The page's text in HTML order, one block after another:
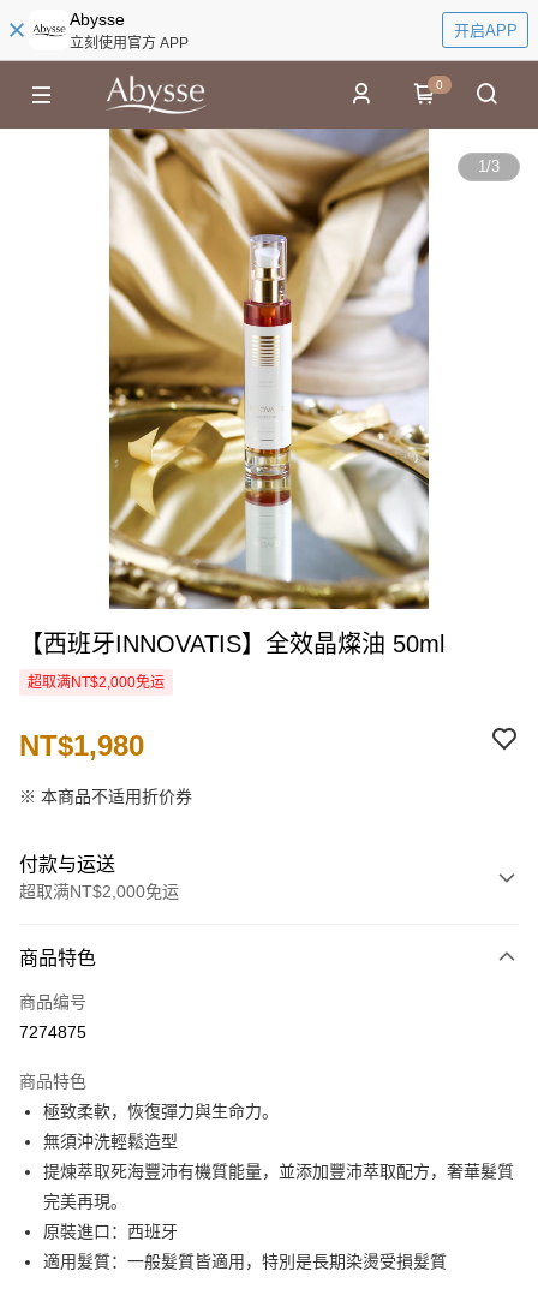
Abysse
立刻使用官方 APP
开启APP
0
1/3
【西班牙INNOVATIS】全效晶燦油 50ml
超取满NT$2,000免运
NT$1,980
※ 本商品不适用折价券
付款与运送
超取满NT$2,000免运
信用卡一次付款
信用卡分期付款
合作金库商业银行
华南商业银行
上海商业储蓄银行
国泰世华商业银行
兆丰国际商业银行
台湾中小企业银行
汇丰（台湾）商业银行
联邦商业银行
元大商业银行
永丰商业银行
6期 0利率，每期
华南商业银行
上海商业储蓄银行
台北富邦商业银行
国泰世华商业银行
台湾中小企业银行
汇丰（台湾）商业银行
华泰商业银行
超商取货付款
LINE Pay
Apple Pay
街口支付
商品特色
商品编号
7274875
商品特色
極致柔軟，恢復彈力與生命力。
無須沖洗輕鬆造型
提煉萃取死海豐沛有機質能量，並添加豐沛萃取配方，奢華髮質
完美再現。
原裝進口：西班牙
適⽤髮質：⼀般髮質皆適⽤，特別是長期染燙受損髮質